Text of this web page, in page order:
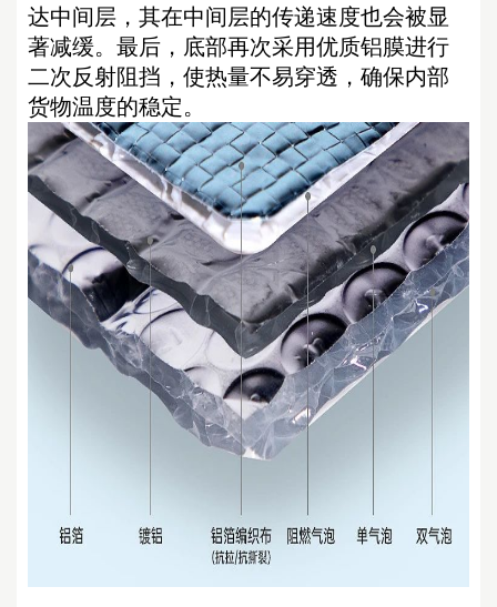
达中间层，其在中间层的传递速度也会被显
著减缓。最后，底部再次采用优质铝膜进行
二次反射阻挡，使热量不易穿透，确保内部
货物温度的稳定。